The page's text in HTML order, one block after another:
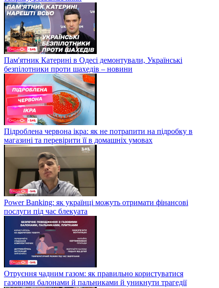
Пам'ятник Катерині в Одесі демонтували, Українські
безпілотники проти шахедів – новини
Підроблена червона ікра: як не потрапити на підробку в
магазині та перевірити її в домашніх умовах
Power Banking: як українці можуть отримати фінансові
послуги під час блекуата
Отруєння чадним газом: як правильно користуватися
газовими балонами й пальниками й уникнути трагедії